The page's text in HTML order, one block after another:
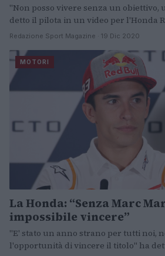
"Non posso vivere senza un obiettivo,
detto il pilota in un video per l'Honda
Redazione Sport Magazine · 19 Dic 2020
MOTORI
La Honda: “Senza Marc
impossibile vincere”
"E' stato un anno strano per tutti noi,
l'opportunità di vincere il titolo" ha